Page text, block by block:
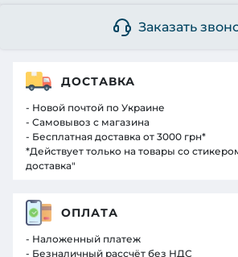
Заказать
ДОСТАВКА
- Новой почтой по Украине
- Самовывоз с магазина
- Бесплатная доставка от 3000 грн*
*Действует только на товары со
доставка"
ОПЛАТА
- Наложенный платеж
- Безналичный рассчёт без НДС